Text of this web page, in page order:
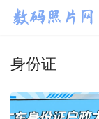
身份证